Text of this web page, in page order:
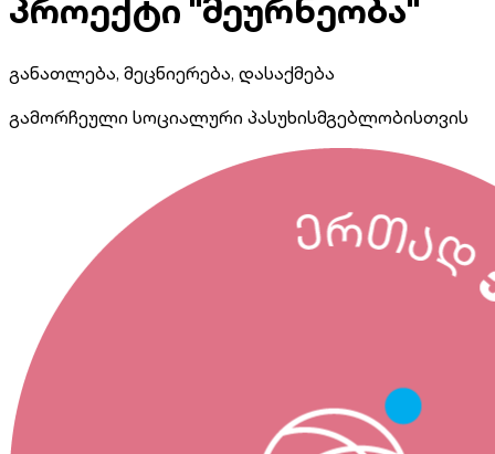
პროექტი "მეურნეობა"
განათლება, მეცნიერება, დასაქმება
გამორჩეული სოციალური პასუხისმგებლობისთვის